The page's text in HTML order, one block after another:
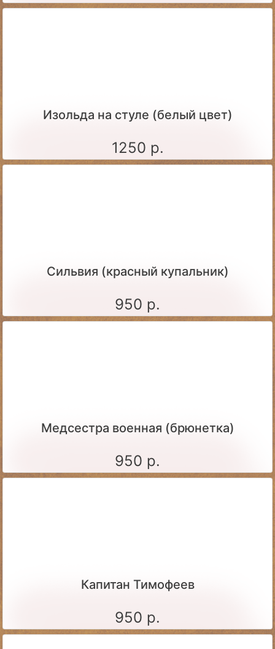
Изольда на стуле (белый цвет)
1250 р.
Сильвия (красный купальник)
950 р.
Медсестра военная (брюнетка)
950 р.
Капитан Тимофеев
950 р.